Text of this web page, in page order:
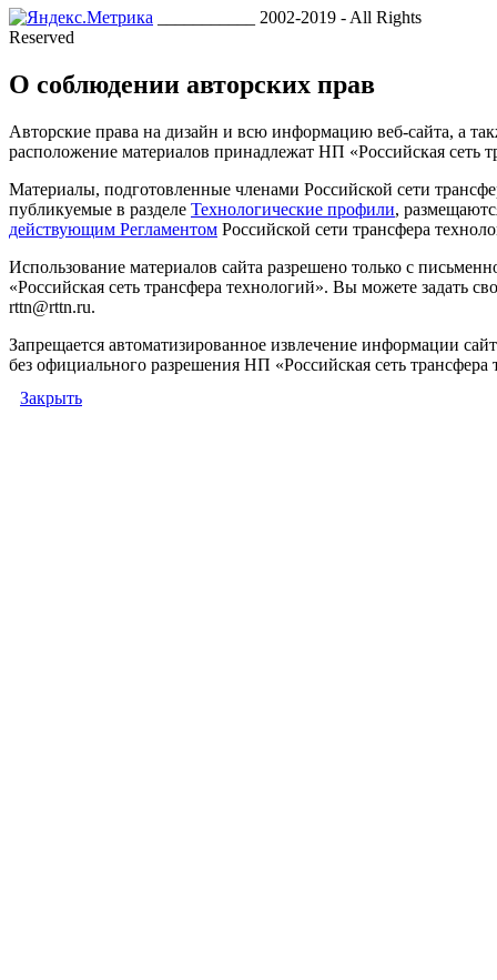
___________ 2002-2019 - All Rights
Reserved
О соблюдении авторских прав
Авторские права на дизайн и всю информацию веб-сайта, а
расположение материалов принадлежат НП «Российская сеть
Материалы, подготовленные членами Российской сети
публикуемые в разделе Технологические профили,
действующим Регламентом Российской сети трансфера
Использование материалов сайта разрешено только с
«Российская сеть трансфера технологий». Вы можете задать
rttn@rttn.ru.
Запрещается автоматизированное извлечение информации
без официального разрешения НП «Российская сеть трансфера
Закрыть